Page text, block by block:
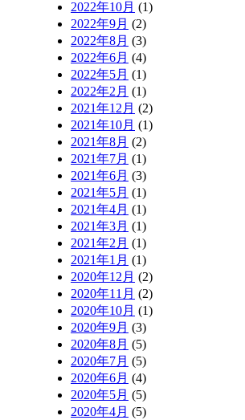
2022年10月 (1)
2022年9月 (2)
2022年8月 (3)
2022年6月 (4)
2022年5月 (1)
2022年2月 (1)
2021年12月 (2)
2021年10月 (1)
2021年8月 (2)
2021年7月 (1)
2021年6月 (3)
2021年5月 (1)
2021年4月 (1)
2021年3月 (1)
2021年2月 (1)
2021年1月 (1)
2020年12月 (2)
2020年11月 (2)
2020年10月 (1)
2020年9月 (3)
2020年8月 (5)
2020年7月 (5)
2020年6月 (4)
2020年5月 (5)
2020年4月 (5)